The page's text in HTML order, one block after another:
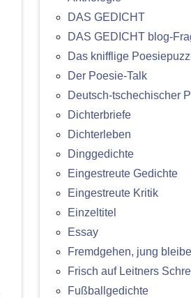
DAS GEDICHT
DAS GEDICHT blog-
Das knifflige
Der Poesie-Talk
Deutsch-tschechischer
Dichterbriefe
Dichterleben
Dinggedichte
Eingestreute Gedichte
Eingestreute Kritik
Einzeltitel
Essay
Fremdgehen, jung
Frisch auf Leitners
Fußballgedichte